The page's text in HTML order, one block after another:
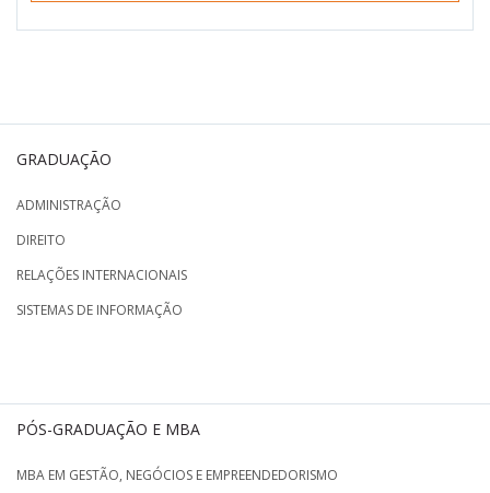
GRADUAÇÃO
ADMINISTRAÇÃO
DIREITO
RELAÇÕES INTERNACIONAIS
SISTEMAS DE INFORMAÇÃO
PÓS-GRADUAÇÃO E MBA
MBA EM GESTÃO, NEGÓCIOS E EMPREENDEDORISMO